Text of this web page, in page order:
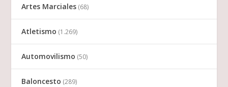
Artes Marciales (68)
Atletismo (1.269)
Automovilismo (50)
Baloncesto (289)